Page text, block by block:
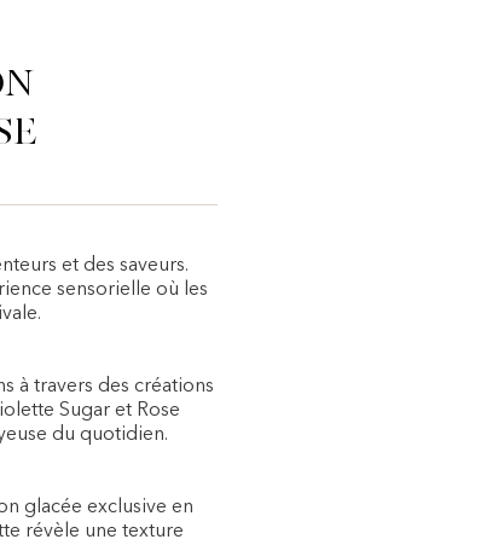
et des saveurs.
sensorielle où les
à travers des créations
Sugar et Rose
du quotidien.
glacée exclusive en
révèle une texture